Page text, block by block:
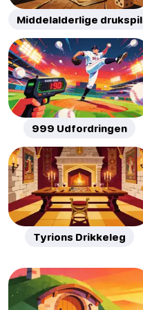
Middelalderlige drukspil
999 Udfordringen
Tyrions Drikkeleg